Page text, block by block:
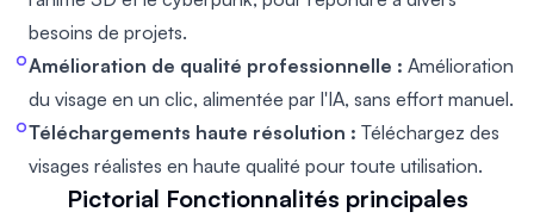
besoins de projets.
Amélioration de qualité professionnelle : Amélioration
du visage en un clic, alimentée par l'IA, sans effort manuel.
Téléchargements haute résolution : Téléchargez des
visages réalistes en haute qualité pour toute utilisation.
Pictorial Fonctionnalités principales